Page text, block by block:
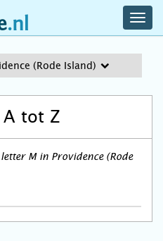
(Rode Island)
A tot Z
M in Providence (Rode